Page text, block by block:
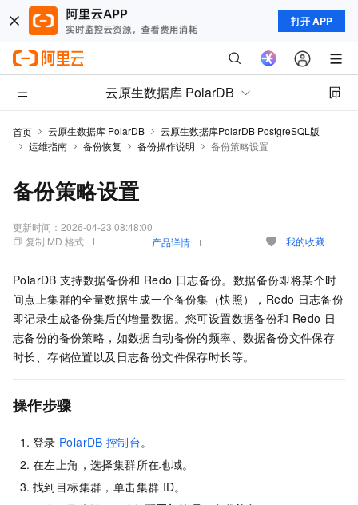
打开 APP
云原生数据库 PolarDB
首页 云原生数据库 PolarDB
云原生数据库PolarDB PostgreSQL版
运维指南
备份恢复 备份操作说明 备份策略设置
备份策略设置
更新时间： 2026-04-23 08:48:00
复制 MD 格式
产品详情 我的收藏
PolarDB 支持数据备份和 Redo 日志备份。数据备份即将某个时
间点上集群的全量数据生成一个备份集（快照），Redo 日志备份
即记录生成备份集后的增量数据。您可设置数据备份和 Redo 日
志备份的备份策略，如数据自动备份的频率、数据备份文件保存
时长、存储位置以及日志备份文件保存时长等。
操作步骤
登录 PolarDB 控制台。
在左上角，选择集群所在地域。
找到目标集群，单击集群 ID。